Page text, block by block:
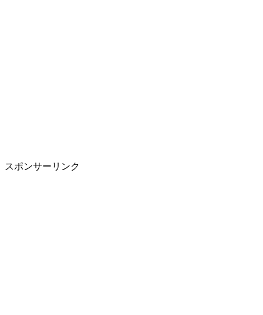
スポンサーリンク